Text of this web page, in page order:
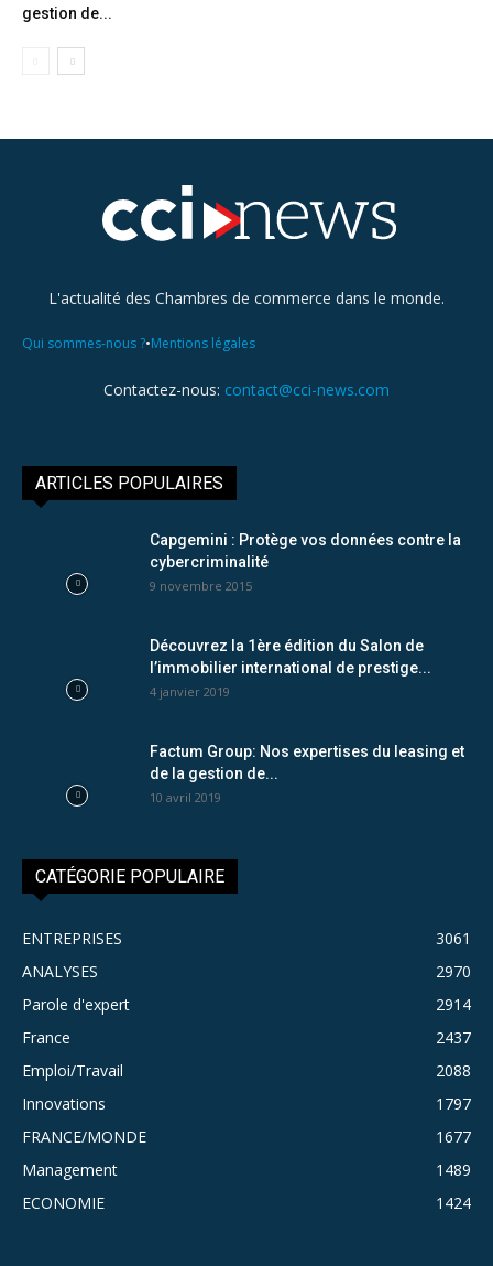
gestion de...
L'actualité des Chambres de commerce dans le monde.
Qui sommes-nous ?•Mentions légales
Contactez-nous: contact@cci-news.com
ARTICLES POPULAIRES
Capgemini : Protège vos données contre la
cybercriminalité
9 novembre 2015
Découvrez la 1ère édition du Salon de
l’immobilier international de prestige...
4 janvier 2019
Factum Group: Nos expertises du leasing et
de la gestion de...
10 avril 2019
CATÉGORIE POPULAIRE
ENTREPRISES
3061
ANALYSES
2970
Parole d'expert
2914
France
2437
Emploi/Travail
2088
Innovations
1797
FRANCE/MONDE
1677
Management
1489
ECONOMIE
1424